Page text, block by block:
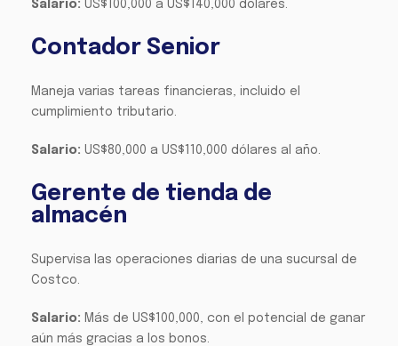
Salario: US$100,000 a US$140,000 dólares.
Contador Senior
Maneja varias tareas financieras, incluido el
cumplimiento tributario.
Salario: US$80,000 a US$110,000 dólares al año.
Gerente de tienda de
almacén
Supervisa las operaciones diarias de una sucursal de
Costco.
Salario: Más de US$100,000, con el potencial de ganar
aún más gracias a los bonos.